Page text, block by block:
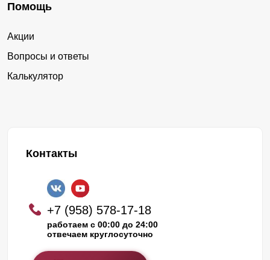
Помощь
Акции
Вопросы и ответы
Калькулятор
Контакты
+7 (958) 578-17-18
работаем с 00:00 до 24:00
отвечаем круглосуточно